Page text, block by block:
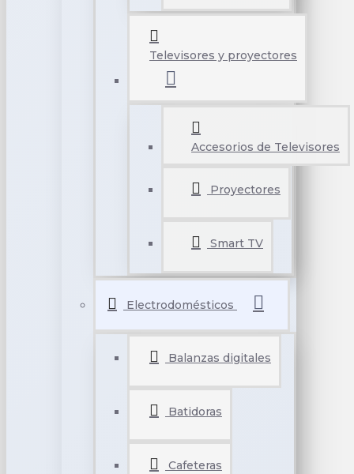
Televisores y proyectores
Accesorios de Televisores
Proyectores
Smart TV
Electrodomésticos
Balanzas digitales
Batidoras
Cafeteras